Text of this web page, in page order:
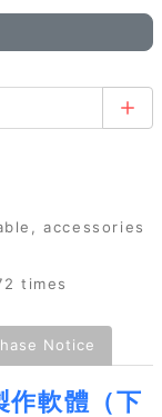
accessories
times
Notice
軟體（下